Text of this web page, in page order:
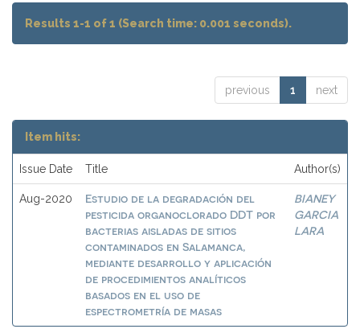
Results 1-1 of 1 (Search time: 0.001 seconds).
previous 1 next
Item hits:
Issue Date Title Author(s)
Aug-2020
Estudio de la degradación del
pesticida organoclorado DDT por
bacterias aisladas de sitios
contaminados en Salamanca,
mediante desarrollo y aplicación
de procedimientos analíticos
basados en el uso de
espectrometría de masas
BIANEY
GARCIA
LARA